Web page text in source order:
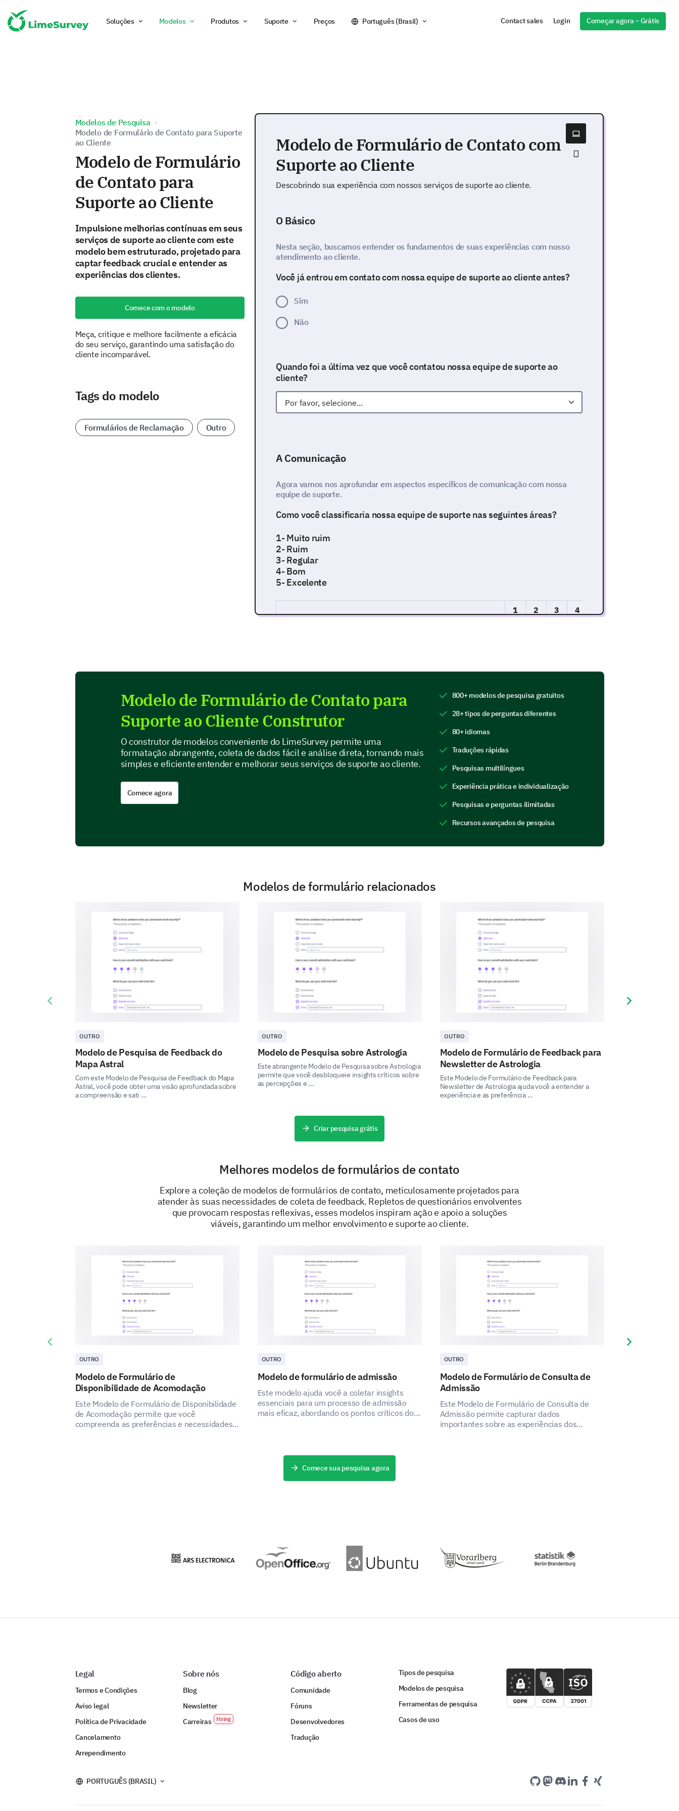
Soluções Modelos Produtos Suporte Preços Português (Brasil) Contact sales Login Começar agora – Grátis
Modelos de Pesquisa
Modelo de Formulário de Contato para Suporte
ao Cliente
Modelo de Formulário
de Contato para
Suporte ao Cliente
Impulsione melhorias contínuas em seus
serviços de suporte ao cliente com este
modelo bem estruturado, projetado para
captar feedback crucial e entender as
experiências dos clientes.
Comece com o modelo
Meça, critique e melhore facilmente a eficácia
do seu serviço, garantindo uma satisfação do
cliente incomparável.
Tags do modelo
Formulários de Reclamação Outro
Modelo de Formulário de Contato com
Suporte ao Cliente
Descobrindo sua experiência com nossos serviços de suporte ao cliente.
O Básico
Nesta seção, buscamos entender os fundamentos de suas experiências com nosso
atendimento ao cliente.
Você já entrou em contato com nossa equipe de suporte ao cliente antes?
Sim
Não
Quando foi a última vez que você contatou nossa equipe de suporte ao
cliente?
A Comunicação
Agora vamos nos aprofundar em aspectos específicos de comunicação com nossa
equipe de suporte.
Como você classificaria nossa equipe de suporte nas seguintes áreas?
1- Muito ruim
2- Ruim
3- Regular
4- Bom
5- Excelente
1 2 3 4
A cortesia e o profissionalismo da nossa equipe de suporte
A resolução fornecida pela nossa equipe de suporte
Você sente que suas preocupações foram ouvidas e atendidas?
Sim Não
Tempo de Resposta
Clareza da
Comunicação
Profissionalismo
Resolução de
Problemas
Outros:
nossa equipe de suporte foi além para ajudá-lo.
Os Resultados do Suporte
Interagir com nossa equipe de suporte afetou sua percepção da nossa
empresa?
Positivamente
Negativamente
De maneira alguma
Por favor, coloque aqui o seu comentário:
Você recomendaria nosso serviço de suporte ao cliente para outras
pessoas?
Nunca
DESENVOLVIDO POR
Modelo de Formulário de Contato para
Suporte ao Cliente Construtor
O construtor de modelos conveniente do LimeSurvey permite uma
formatação abrangente, coleta de dados fácil e análise direta, tornando mais
simples e eficiente entender e melhorar seus serviços de suporte ao cliente.
Comece agora
800+ modelos de pesquisa gratuitos
28+ tipos de perguntas diferentes
80+ idiomas
Traduções rápidas
Pesquisas multilíngues
Experiência prática e individualização
Pesquisas e perguntas ilimitadas
Recursos avançados de pesquisa
Modelos de formulário relacionados
OUTRO
Modelo de Pesquisa de Feedback do
Mapa Astral
Com este Modelo de Pesquisa de Feedback do Mapa
Astral, você pode obter uma visão aprofundada sobre
a compreensão e sati ...
OUTRO
Modelo de Pesquisa sobre Astrologia
Este abrangente Modelo de Pesquisa sobre Astrologia
permite que você desbloqueie insights críticos sobre
as percepções e ...
OUTRO
Modelo de Formulário de Feedback para
Newsletter de Astrologia
Este Modelo de Formulário de Feedback para
Newsletter de Astrologia ajuda você a entender a
experiência e as preferência ...
Previous slide Next slide
Criar pesquisa grátis
Melhores modelos de formulários de contato
Explore a coleção de modelos de formulários de contato, meticulosamente projetados para
atender às suas necessidades de coleta de feedback. Repletos de questionários envolventes
que provocam respostas reflexivas, esses modelos inspiram ação e apoio a soluções
viáveis, garantindo um melhor envolvimento e suporte ao cliente.
OUTRO
Modelo de Formulário de
Disponibilidade de Acomodação
Este Modelo de Formulário de Disponibilidade
de Acomodação permite que você
compreenda as preferências e necessidades
OUTRO
Modelo de formulário de admissão
Este modelo ajuda você a coletar insights
essenciais para um processo de admissão
mais eficaz, abordando os pontos críticos dos
OUTRO
Modelo de Formulário de Consulta de
Admissão
Este Modelo de Formulário de Consulta de
Admissão permite capturar dados
importantes sobre as experiências dos
Previous slide Next slide
Comece sua pesquisa agora
Legal
Termos e Condições
Aviso legal
Política de Privacidade
Cancelamento
Arrependimento
Sobre nós
Blog
Newsletter
Carreiras
Código aberto
Comunidade
Fóruns
Desenvolvedores
Tradução
Tipos de pesquisa
Modelos de pesquisa
Ferramentas de pesquisa
Casos de uso
PORTUGUÊS (BRASIL)